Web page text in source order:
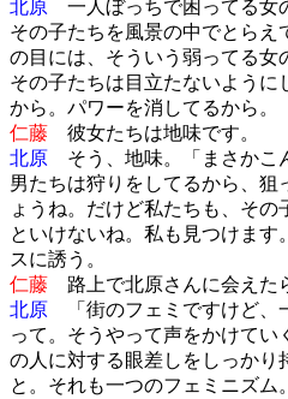
北原 一人ぼっちで困ってる女
その子たちを風景の中でとらえ
の目には、そういう弱ってる女
その子たちは目立たないように
から。パワーを消してるから。
仁藤 彼女たちは地味です。
北原 そう、地味。「まさかこ
男たちは狩りをしてるから、狙
ょうね。だけど私たちも、そ
といけないね。私も見つけます
スに誘う。
仁藤 路上で北原さんに会えた
北原 「街のフェミですけど、
って。そうやって声をかけて
の人に対する眼差しをしっかり
と。それも一つのフェミニズム。